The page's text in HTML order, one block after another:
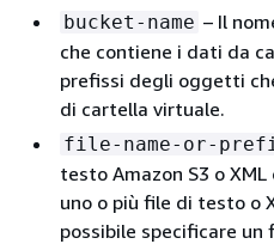
bucket-name – Il
che contiene i dati da
prefissi degli oggetti
di cartella virtuale.
file-name-or-
testo Amazon S3 o
uno o più file di testo o
possibile specificare